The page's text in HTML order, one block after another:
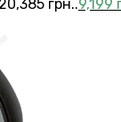
грн..9,199